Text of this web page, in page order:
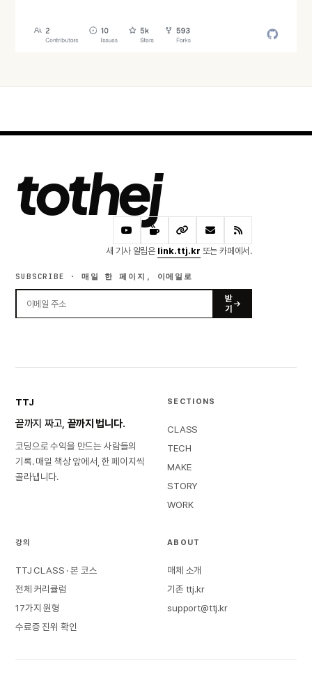
어제 · 55 READS
tothej
새 기사 알림은 link.ttj.kr 또는 카페에서.
SUBSCRIBE · 매일 한 페이지, 이메일로
받
기
TTJ
끝까지 짜고, 끝까지 법니다.
코딩으로 수익을 만드는 사람들의
기록. 매일 책상 앞에서, 한 페이지씩
골라냅니다.
SECTIONS
CLASS
TECH
MAKE
STORY
WORK
강의
TTJ CLASS · 본 코스
전체 커리큘럼
17가지 원형
수료증 진위 확인
ABOUT
매체 소개
기존 ttj.kr
support@ttj.kr